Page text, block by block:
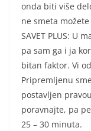
onda biti više
ne smeta
SAVET PLUS: U
pa sam ga i ja
bitan faktor. Vi
Pripremljenu
postavljen
poravnajte, pa
25 – 30 minuta.